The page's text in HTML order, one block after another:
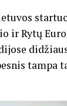
ir Rytų
tampa